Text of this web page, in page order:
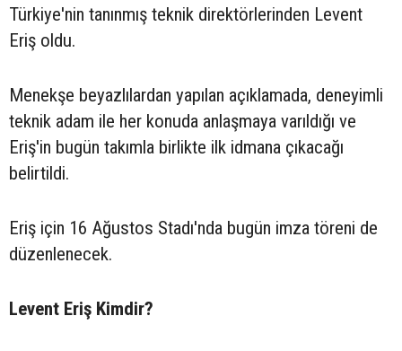
Türkiye'nin tanınmış teknik direktörlerinden Levent
Eriş oldu.
Menekşe beyazlılardan yapılan açıklamada, deneyimli
teknik adam ile her konuda anlaşmaya varıldığı ve
Eriş'in bugün takımla birlikte ilk idmana çıkacağı
belirtildi.
Eriş için 16 Ağustos Stadı'nda bugün imza töreni de
düzenlenecek.
Levent Eriş Kimdir?